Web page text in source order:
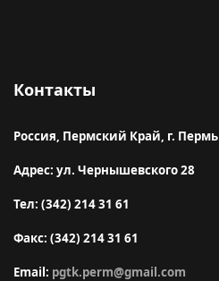
Контакты
Россия, Пермский Край, г. Пермь
Адрес: ул. Чернышевского 28
Тел: (342) 214 31 61
Факс: (342) 214 31 61
Email: pgtk.perm@gmail.com